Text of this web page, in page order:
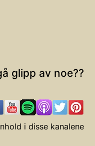
glipp av noe??
i disse kanalene